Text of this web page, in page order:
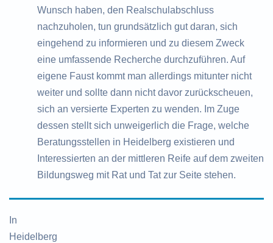
Wunsch haben, den Realschulabschluss
nachzuholen, tun grundsätzlich gut daran, sich
eingehend zu informieren und zu diesem Zweck
eine umfassende Recherche durchzuführen. Auf
eigene Faust kommt man allerdings mitunter nicht
weiter und sollte dann nicht davor zurückscheuen,
sich an versierte Experten zu wenden. Im Zuge
dessen stellt sich unweigerlich die Frage, welche
Beratungsstellen in Heidelberg existieren und
Interessierten an der mittleren Reife auf dem zweiten
Bildungsweg mit Rat und Tat zur Seite stehen.
In
Heidelberg